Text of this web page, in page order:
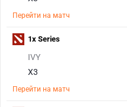
Перейти на матч
IVY
X3
Перейти на матч
1x Series